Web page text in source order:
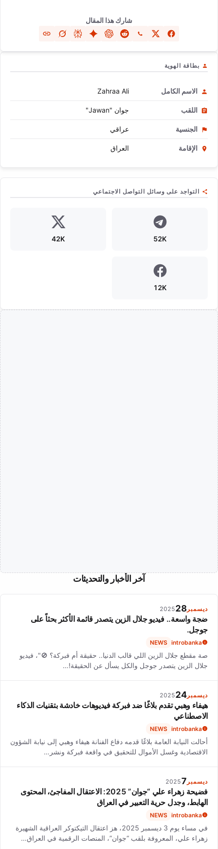
شارك هذا المقال
بطاقة الهوية
الاسم الكامل Zahraa Ali
اللقب جوان "Jawan"
الجنسية عراقي
الإقامة العراق
التواجد على وسائل التواصل الاجتماعي
52K
42K
12K
آخر الأخبار والتحديثات
ديسمبر 28
2025
ضجة واسعة.. فيديو جلال الزين يتصدر قائمة الأكثر بحثاً على
جوجل.
introbanka
NEWS
صة مقطع جلال الزين اللي قالب الدنيا.. حقيقة أم فبركة؟ 🚫"، فيديو
جلال الزين يتصدر جوجل والكل يسأل عن الحقيقة!…
ديسمبر 24
2025
هيفاء وهبي تقدم بلاغًا ضد فبركة فيديوهات خادشة بتقنيات الذكاء
الاصطناعي
introbanka
NEWS
أحالت النيابة العامة بلاغًا قدمه دفاع الفنانة هيفاء وهبي إلى نيابة الشؤون
الاقتصادية وغسل الأموال للتحقيق في واقعة فبركة ونشر…
ديسمبر 7
2025
فضيحة زهراء علي “جوان” 2025: الاعتقال المفاجئ، المحتوى
الهابط، وجدل حرية التعبير في العراق
introbanka
NEWS
في مساء يوم 3 ديسمبر 2025، هز اعتقال التيكتوكر العراقية الشهيرة
زهراء علي، المعروفة بلقب “جوان”، المنصات الرقمية في العراق…